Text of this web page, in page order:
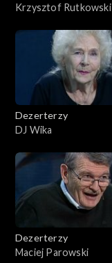
Krzysztof Rutkowski
Dezerterzy
DJ Wika
Dezerterzy
Maciej Parowski